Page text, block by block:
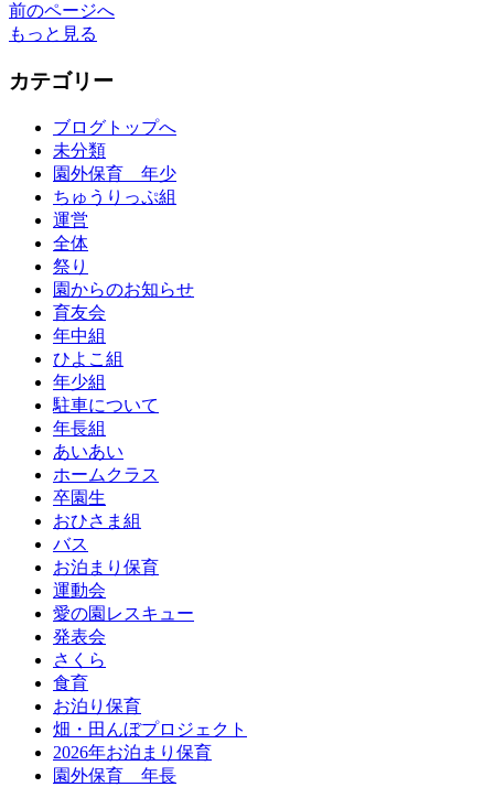
前のページへ
もっと見る
カテゴリー
ブログトップへ
未分類
園外保育 年少
ちゅうりっぷ組
運営
全体
祭り
園からのお知らせ
育友会
年中組
ひよこ組
年少組
駐車について
年長組
あいあい
ホームクラス
卒園生
おひさま組
バス
お泊まり保育
運動会
愛の園レスキュー
発表会
さくら
食育
お泊り保育
畑・田んぼプロジェクト
2026年お泊まり保育
園外保育 年長